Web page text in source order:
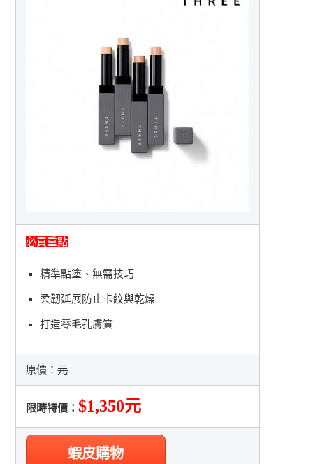
必買重點
精準點塗、無需技巧
柔韌延展防止卡紋與乾燥
打造零毛孔膚質
原價：元
限時特價：$1,350元
蝦皮購物